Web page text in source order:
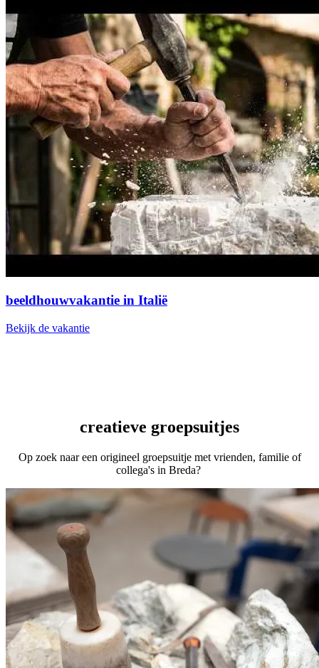
beeldhouwvakantie in Italië
Bekijk de vakantie
creatieve groepsuitjes
Op zoek naar een origineel groepsuitje met vrienden, familie of
collega's in Breda?